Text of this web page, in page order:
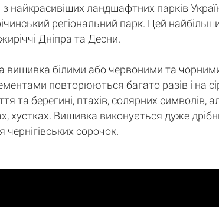
з найкрасивіших ландшафтних парків
регіональний парк. Цей
Дніпра та Десни.
вишивка білими або червоними та
повторюються багато разів і на
та берегині, птахів, солярних символів,
хустках. Вишивка виконується дуже
чернігівських сорочок.